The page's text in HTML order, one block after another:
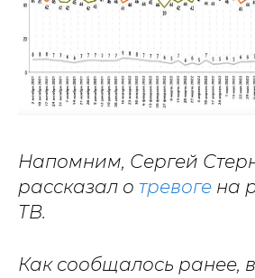
Напомним, Сергей
рассказал о тревоге на
ТВ.
Как сообщалось ранее,